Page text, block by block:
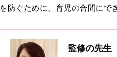
を防ぐために、育児の合間にで
監修の先生